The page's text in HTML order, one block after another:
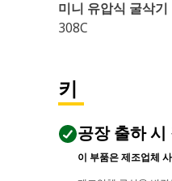
미니 유압식 굴삭기
308C
키
공장 출하 시
이 부품은 제조업체